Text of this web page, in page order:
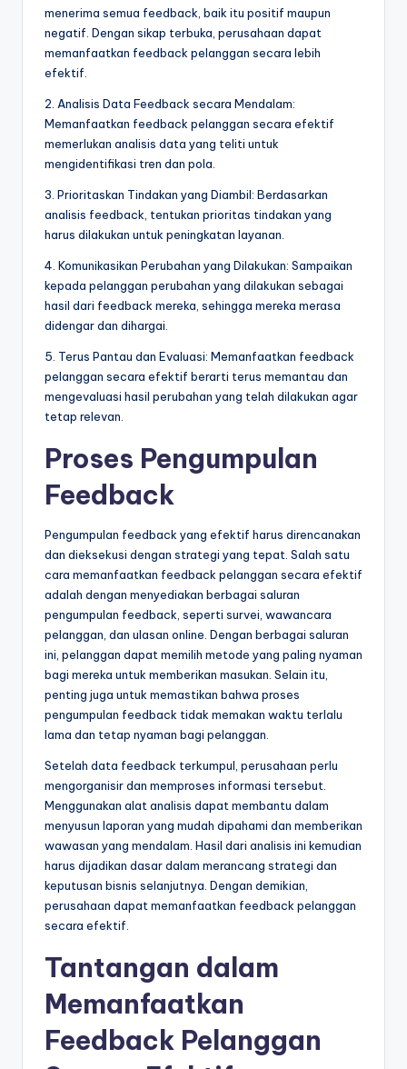
menerima semua feedback, baik itu positif maupun
negatif. Dengan sikap terbuka, perusahaan dapat
memanfaatkan feedback pelanggan secara lebih
efektif.
2. Analisis Data Feedback secara Mendalam:
Memanfaatkan feedback pelanggan secara efektif
memerlukan analisis data yang teliti untuk
mengidentifikasi tren dan pola.
3. Prioritaskan Tindakan yang Diambil: Berdasarkan
analisis feedback, tentukan prioritas tindakan yang
harus dilakukan untuk peningkatan layanan.
4. Komunikasikan Perubahan yang Dilakukan: Sampaikan
kepada pelanggan perubahan yang dilakukan sebagai
hasil dari feedback mereka, sehingga mereka merasa
didengar dan dihargai.
5. Terus Pantau dan Evaluasi: Memanfaatkan feedback
pelanggan secara efektif berarti terus memantau dan
mengevaluasi hasil perubahan yang telah dilakukan agar
tetap relevan.
Proses Pengumpulan
Feedback
Pengumpulan feedback yang efektif harus direncanakan
dan dieksekusi dengan strategi yang tepat. Salah satu
cara memanfaatkan feedback pelanggan secara efektif
adalah dengan menyediakan berbagai saluran
pengumpulan feedback, seperti survei, wawancara
pelanggan, dan ulasan online. Dengan berbagai saluran
ini, pelanggan dapat memilih metode yang paling nyaman
bagi mereka untuk memberikan masukan. Selain itu,
penting juga untuk memastikan bahwa proses
pengumpulan feedback tidak memakan waktu terlalu
lama dan tetap nyaman bagi pelanggan.
Setelah data feedback terkumpul, perusahaan perlu
mengorganisir dan memproses informasi tersebut.
Menggunakan alat analisis dapat membantu dalam
menyusun laporan yang mudah dipahami dan memberikan
wawasan yang mendalam. Hasil dari analisis ini kemudian
harus dijadikan dasar dalam merancang strategi dan
keputusan bisnis selanjutnya. Dengan demikian,
perusahaan dapat memanfaatkan feedback pelanggan
secara efektif.
Tantangan dalam
Memanfaatkan
Feedback Pelanggan